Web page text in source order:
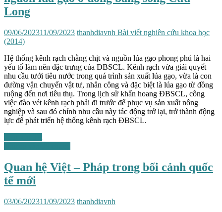
Long
09/06/202311/09/2023 thanhdiavnh Bài viết nghiên cứu khoa học
(2014)
Hệ thống kênh rạch chằng chịt và nguồn lúa gạo phong phú là hai
yếu tố làm nên đặc trưng của ĐBSCL. Kênh rạch vừa giải quyết
nhu cầu tưới tiêu nước trong quá trình sản xuất lúa gạo, vừa là con
đường vận chuyển vật tư, nhân công và đặc biệt là lúa gạo từ đồng
ruộng đến nơi tiêu thụ. Trong lịch sử khẩn hoang ĐBSCL, công
việc đào vét kênh rạch phải đi trước để phục vụ sản xuất nông
nghiệp và sau đó chính nhu cầu này tác động trở lại, trở thành động
lực để phát triển hệ thống kênh rạch ĐBSCL.
Quan hệ Việt – Pháp trong bối cảnh quốc
tế mới
03/06/202311/09/2023 thanhdiavnh